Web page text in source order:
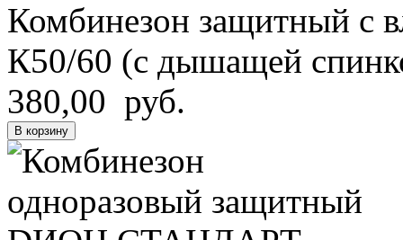
Комбинезон защитный с
К50/60 (с дышащей
380,00 руб.
В корзину